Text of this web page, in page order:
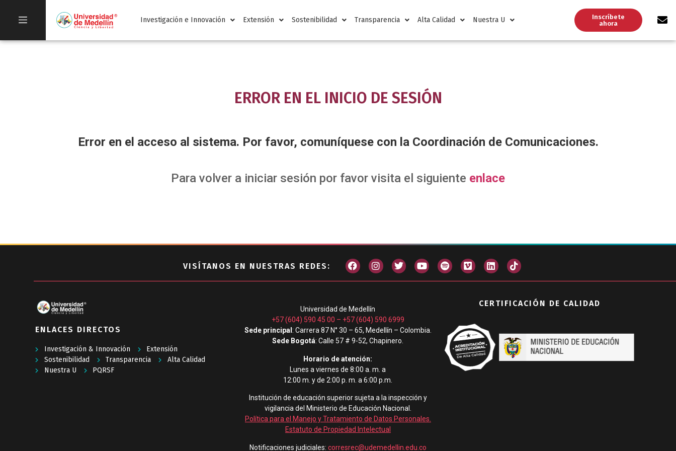
Investigación e Innovación Extensión Sostenibilidad Transparencia Alta Calidad Nuestra U
Inscríbete
ahora
ERROR EN EL INICIO DE SESIÓN
Error en el acceso al sistema. Por favor, comuníquese con la Coordinación de Comunicaciones.
Para volver a iniciar sesión por favor visita el siguiente enlace
VISÍTANOS EN NUESTRAS REDES:
ENLACES DIRECTOS
Investigación & Innovación
Extensión
Sostenibilidad
Transparencia
Alta Calidad
Nuestra U
PQRSF
Universidad de Medellín
+57 (604) 590 45 00 – +57 (604) 590 6999
Sede principal : Carrera 87 N° 30 – 65, Medellín – Colombia.
Sede Bogotá: Calle 57 # 9-52, Chapinero.
Horario de atención:
Lunes a viernes de 8:00 a. m. a
12:00 m. y de 2:00 p. m. a 6:00 p.m.
Institución de educación superior sujeta a la inspección y
vigilancia del Ministerio de Educación Nacional.
Política para el Manejo y Tratamiento de Datos Personales
Estatuto de Propiedad Intelectual
Notificaciones judiciales: corresrec@udemedellin.edu.co
CERTIFICACIÓN DE CALIDAD